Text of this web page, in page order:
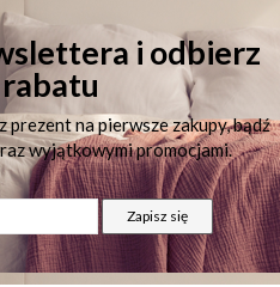
i odbierz
rabatu
na pierwsze zakupy, bądź
wyjątkowymi promocjami.
Zapisz się